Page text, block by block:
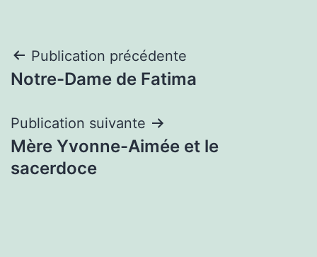
Navigation
de
l’article
Publication précédente
Notre-Dame de Fatima
Publication suivante
Mère Yvonne-Aimée et le
sacerdoce